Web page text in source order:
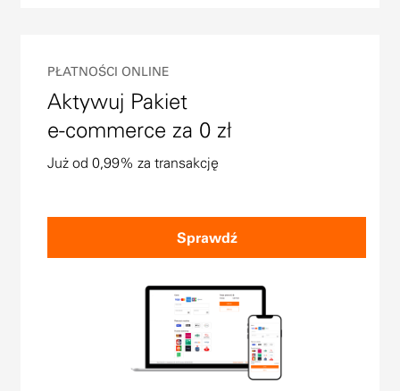
PŁATNOŚCI ONLINE
Aktywuj Pakiet
e-commerce za 0 zł
Już od 0,99% za transakcję
Sprawdź